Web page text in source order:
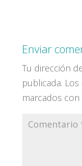
Enviar
Tu dirección
publicada.
marcados con